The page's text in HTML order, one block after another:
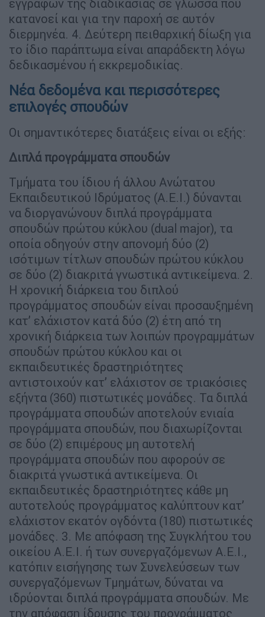
εγγράφων της διαδικασίας σε γλώσσα που
κατανοεί και για την παροχή σε αυτόν
διερμηνέα. 4. Δεύτερη πειθαρχική δίωξη για
το ίδιο παράπτωμα είναι απαράδεκτη λόγω
δεδικασμένου ή εκκρεμοδικίας.
Νέα δεδομένα και περισσότερες
επιλογές σπουδών
Οι σημαντικότερες διατάξεις είναι οι εξής:
Διπλά προγράμματα σπουδών
Τμήματα του ίδιου ή άλλου Ανώτατου
Εκπαιδευτικού Ιδρύματος (Α.Ε.Ι.) δύνανται
να διοργανώνουν διπλά προγράμματα
σπουδών πρώτου κύκλου (dual major), τα
οποία οδηγούν στην απονομή δύο (2)
ισότιμων τίτλων σπουδών πρώτου κύκλου
σε δύο (2) διακριτά γνωστικά αντικείμενα. 2.
Η χρονική διάρκεια του διπλού
προγράμματος σπουδών είναι προσαυξημένη
κατ’ ελάχιστον κατά δύο (2) έτη από τη
χρονική διάρκεια των λοιπών προγραμμάτων
σπουδών πρώτου κύκλου και οι
εκπαιδευτικές δραστηριότητες
αντιστοιχούν κατ’ ελάχιστον σε τριακόσιες
εξήντα (360) πιστωτικές μονάδες. Τα διπλά
προγράμματα σπουδών αποτελούν ενιαία
προγράμματα σπουδών, που διαχωρίζονται
σε δύο (2) επιμέρους μη αυτοτελή
προγράμματα σπουδών που αφορούν σε
διακριτά γνωστικά αντικείμενα. Οι
εκπαιδευτικές δραστηριότητες κάθε μη
αυτοτελούς προγράμματος καλύπτουν κατ’
ελάχιστον εκατόν ογδόντα (180) πιστωτικές
μονάδες. 3. Με απόφαση της Συγκλήτου του
οικείου Α.Ε.Ι. ή των συνεργαζόμενων Α.Ε.Ι.,
κατόπιν εισήγησης των Συνελεύσεων των
συνεργαζόμενων Τμημάτων, δύναται να
ιδρύονται διπλά προγράμματα σπουδών. Με
την απόφαση ίδρυσης του προγράμματος